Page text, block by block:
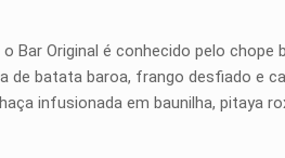
Bar Original é conhecido pelo
de batata baroa, frango desfiado e
infusionada em baunilha, pitaya